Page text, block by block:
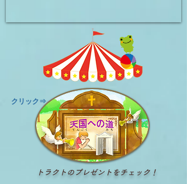
​クリック⇒
トラクトのプレゼントをチェック！